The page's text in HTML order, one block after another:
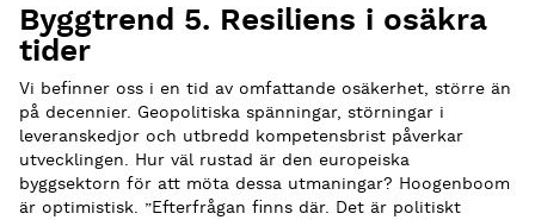
Byggtrend 5. Resiliens i osäkra
tider
Vi befinner oss i en tid av omfattande osäkerhet, större än
på decennier. Geopolitiska spänningar, störningar i
leveranskedjor och utbredd kompetensbrist påverkar
utvecklingen. Hur väl rustad är den europeiska
byggsektorn för att möta dessa utmaningar? Hoogenboom
är optimistisk. ”Efterfrågan finns där. Det är politiskt